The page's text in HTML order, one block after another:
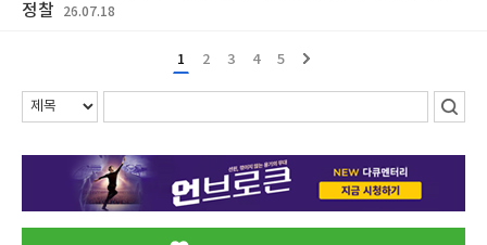
정찰
26.07.18
1 2 3 4 5